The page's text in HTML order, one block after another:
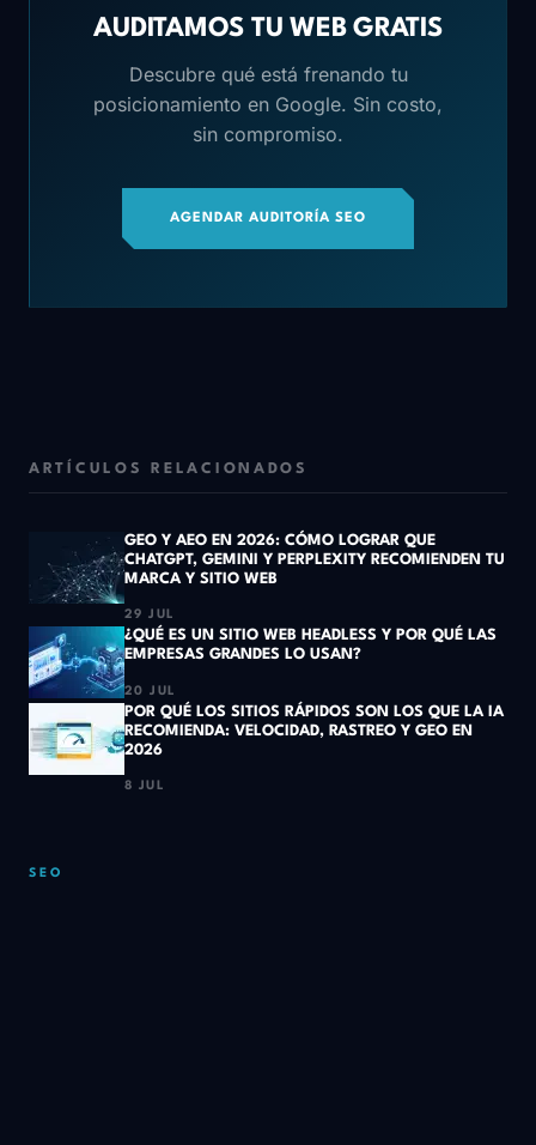
AUDITAMOS TU WEB GRATIS
Descubre qué está frenando tu
posicionamiento en Google. Sin costo,
sin compromiso.
AGENDAR AUDITORÍA SEO
ARTÍCULOS RELACIONADOS
GEO Y AEO EN 2026: CÓMO LOGRAR QUE
CHATGPT, GEMINI Y PERPLEXITY RECOMIENDEN TU
MARCA Y SITIO WEB
29 JUL
¿QUÉ ES UN SITIO WEB HEADLESS Y POR QUÉ LAS
EMPRESAS GRANDES LO USAN?
20 JUL
POR QUÉ LOS SITIOS RÁPIDOS SON LOS QUE LA IA
RECOMIENDA: VELOCIDAD, RASTREO Y GEO EN
2026
8 JUL
SEO